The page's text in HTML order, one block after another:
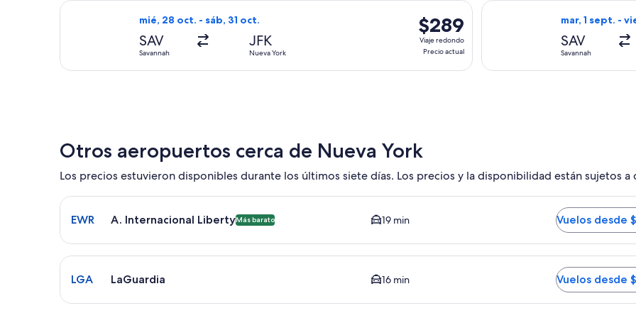
mié, 28 oct. - sáb, 31 oct.
SAV
Savannah
JFK
Nueva York
$289
Viaje
redondo,
$289
Viaje redondo
Precio actual
Seleccionar vuelo de Delta, con salida el mié, 28 oct. desde Savannah hacia Nueva York, con
mar, 1 sept. -
SAV
Savannah
Seleccionar
Otros aeropuertos cerca de Nueva York
Los precios estuvieron disponibles durante los últimos siete días. Los precios y la disponibilidad están sujetos a
Seleccionar vuelo a A. Internacional Liberty EWR. Opción más barata disponible. El tiempo promedio del
EWR A. Internacional LibertyMás barato 19 min Vuelos desde
Seleccionar vuelo a LaGuardia LGA. El tiempo promedio del trayecto en auto al centro es de 16 minutos. Vuelos
LGA LaGuardia 16 min Vuelos desde